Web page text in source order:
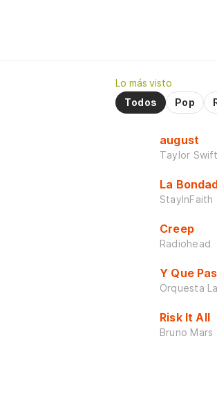
Lo más visto
Todos
Pop
august
Taylor Swift
La
StayInFaith
Creep
Radiohead
Y Que
Orquesta
Risk It All
Bruno Mars